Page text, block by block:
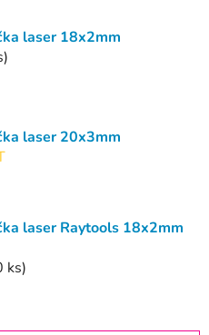
laser 18x2mm
laser 20x3mm
laser Raytools 18x2mm
ks)